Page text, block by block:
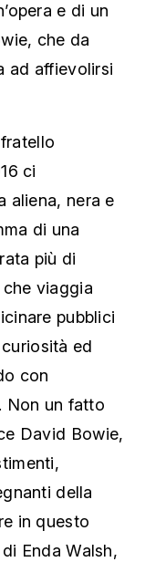
e di un
che da
ad affievolirsi
ci
aliena, nera e
di una
più di
che viaggia
pubblici
ed
con
Non un fatto
David Bowie,
della
in questo
Enda Walsh,